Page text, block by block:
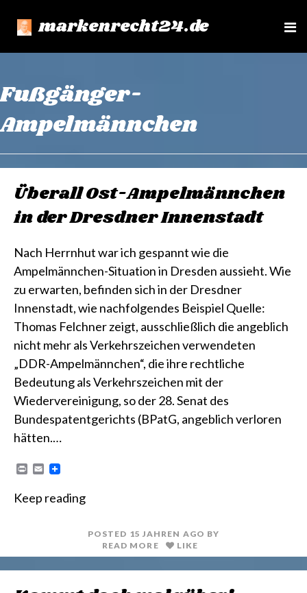
markenrecht24.de
e
Fußgänger-
Ampelmännchen
Überall Ost-Ampelmännchen
in der Dresdner Innenstadt
Nach Herrnhut war ich gespannt wie die
Ampelmännchen-Situation in Dresden aussieht. Wie
zu erwarten, befinden sich in der Dresdner
Innenstadt, wie nachfolgendes Beispiel Quelle:
Thomas Felchner zeigt, ausschließlich die angeblich
nicht mehr als Verkehrszeichen verwendeten
„DDR-Ampelmännchen“, die ihre rechtliche
Bedeutung als Verkehrszeichen mit der
Wiedervereinigung, so der 28. Senat des
Bundespatentgerichts (BPatG, angeblich verloren
hätten.…
n
E
i
Keep reading
POSTED 15 JAHREN AGO BY
READ MORE
LIKE